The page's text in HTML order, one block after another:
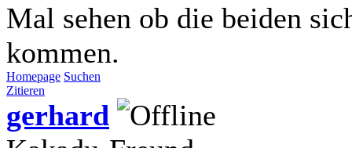
Mal sehen ob die beiden
kommen.
Homepage Suchen
Zitieren
gerhard